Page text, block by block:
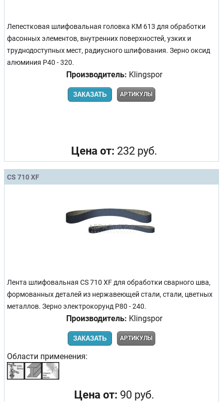
Лепестковая шлифовальная головка KM 613 для обработки
фасонных элементов, внутренних поверхностей, узких и
труднодоступных мест, радиусного шлифования. Зерно оксид
алюминия Р40 - 320.
Производитель: Klingspor
ЗАКАЗАТЬ АРТИКУЛЫ
Цена от: 232 руб.
CS 710 XF
Лента шлифовальная CS 710 XF для обработки сварного шва,
формованных деталей из нержавеющей стали, стали, цветных
металлов. Зерно электрокорунд Р80 - 240.
Производитель: Klingspor
ЗАКАЗАТЬ АРТИКУЛЫ
Области применения:
Цена от: 90 руб.